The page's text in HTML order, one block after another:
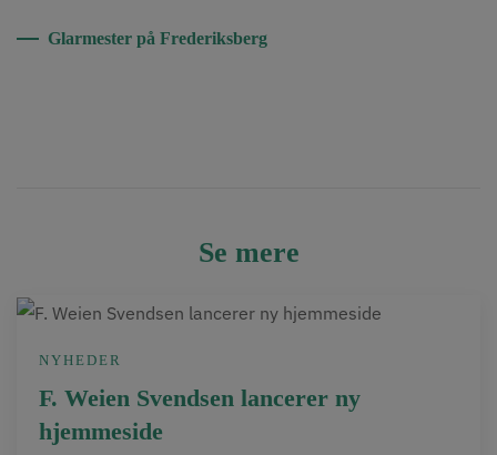
Glarmester på Frederiksberg
Se mere
NYHEDER
F. Weien Svendsen lancerer ny
hjemmeside